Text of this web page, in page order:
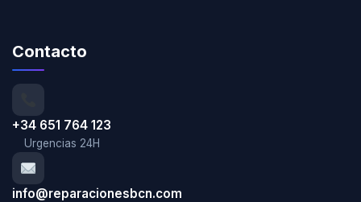
Contacto
+34 651 764 123
Urgencias 24H
info@reparacionesbcn.com